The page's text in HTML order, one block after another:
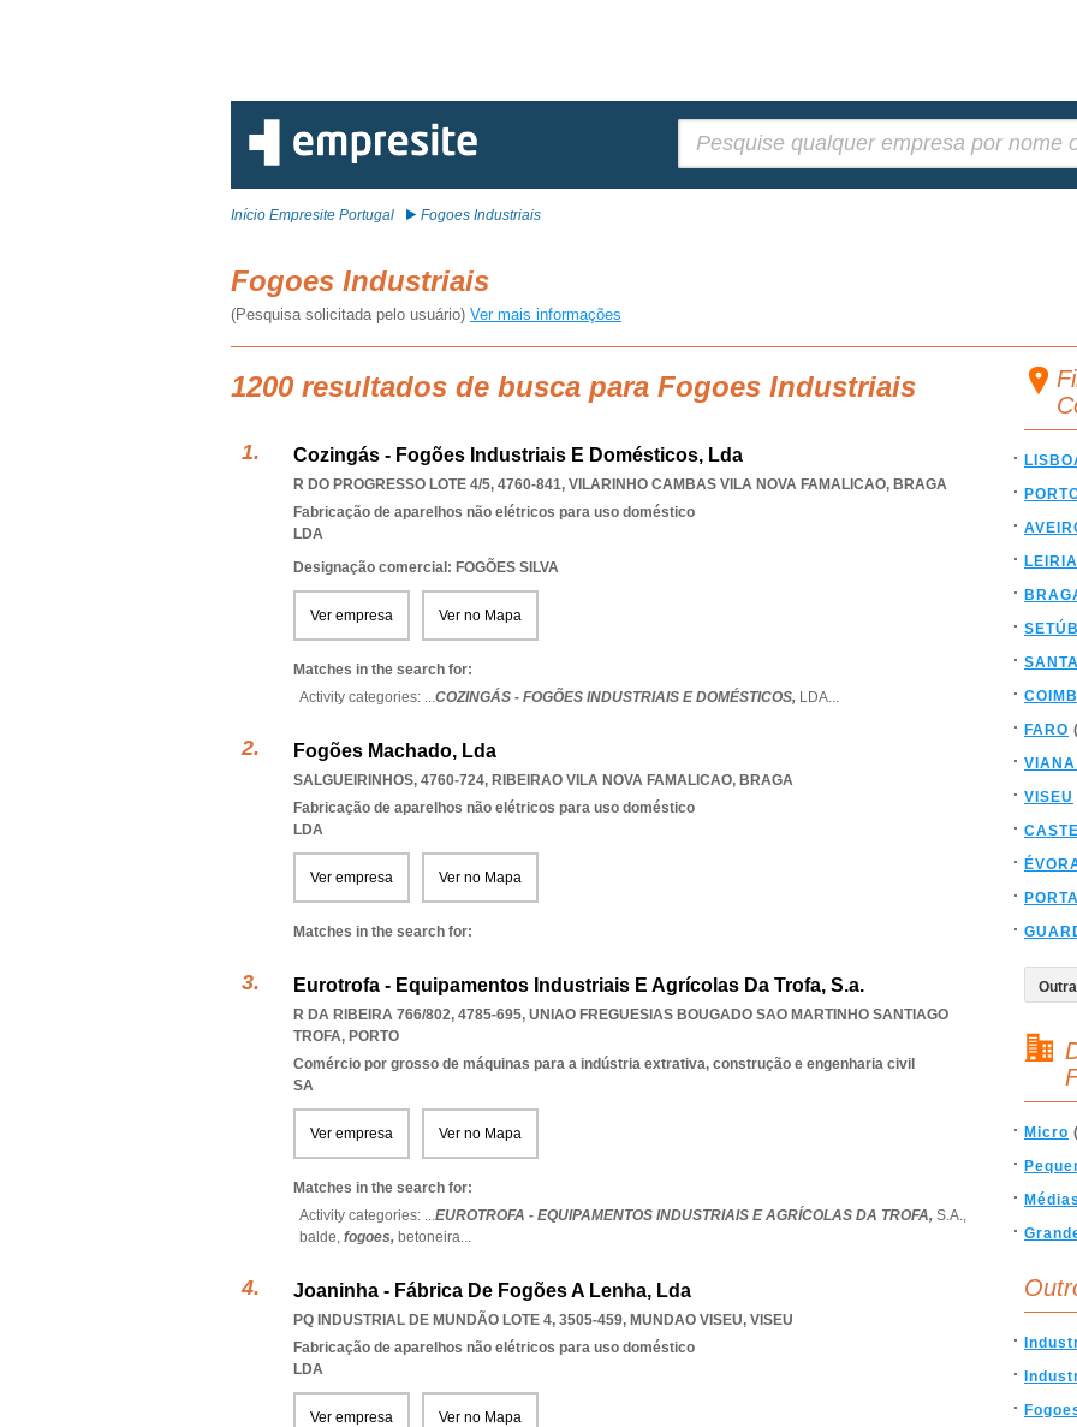
Início Empresite Portugal Fogoes Industriais
Fogoes Industriais
(Pesquisa solicitada pelo usuário) Ver mais informações
1200 resultados de busca para Fogoes Industriais
Cozingás - Fogões Industriais E Domésticos, Lda
R DO PROGRESSO LOTE 4/5, 4760-841, VILARINHO CAMBAS VILA NOVA FAMALICAO, BRAGA
Fabricação de aparelhos não elétricos para uso doméstico
LDA
Designação comercial: FOGÕES SILVA
Ver empresa Ver no Mapa
Matches in the search for:
Activity categories: ...COZINGÁS - FOGÕES INDUSTRIAIS E DOMÉSTICOS, LDA...
Fogões Machado, Lda
SALGUEIRINHOS, 4760-724, RIBEIRAO VILA NOVA FAMALICAO, BRAGA
Fabricação de aparelhos não elétricos para uso doméstico
LDA
Ver empresa Ver no Mapa
Matches in the search for:
Eurotrofa - Equipamentos Industriais E Agrícolas Da Trofa, S.a.
R DA RIBEIRA 766/802, 4785-695, UNIAO FREGUESIAS BOUGADO SAO MARTINHO SANTIAGO
TROFA, PORTO
Comércio por grosso de máquinas para a indústria extrativa, construção e engenharia civil
SA
Ver empresa Ver no Mapa
Matches in the search for:
Activity categories: ...EUROTROFA - EQUIPAMENTOS INDUSTRIAIS E AGRÍCOLAS DA TROFA, S.A.,
balde, fogoes, betoneira...
Joaninha - Fábrica De Fogões A Lenha, Lda
PQ INDUSTRIAL DE MUNDÃO LOTE 4, 3505-459, MUNDAO VISEU, VISEU
Fabricação de aparelhos não elétricos para uso doméstico
LDA
Ver empresa Ver no Mapa
LEIRIA
FARO
VISEU
Micro